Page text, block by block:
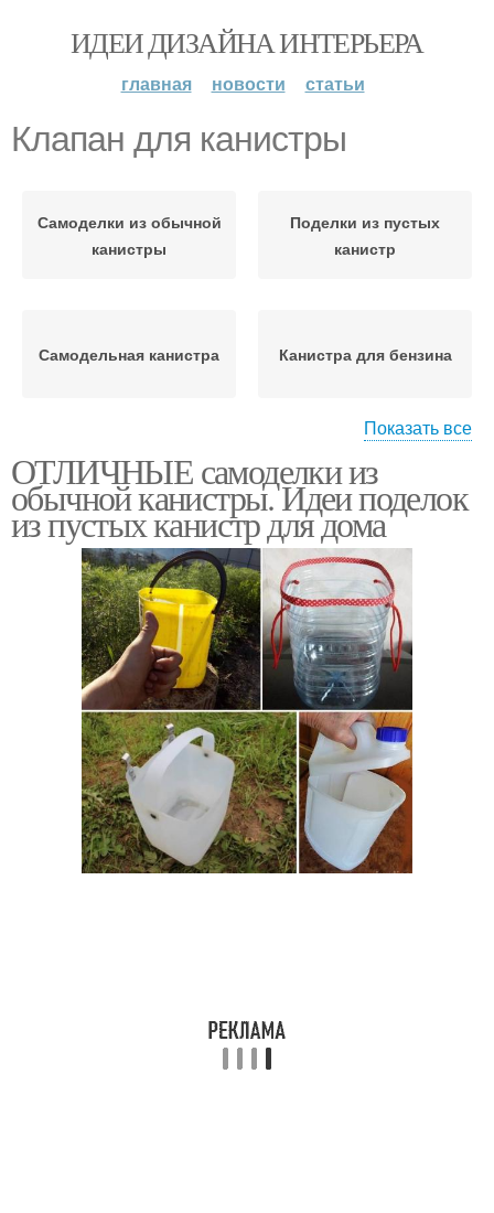
ИДЕИ ДИЗАЙНА ИНТЕРЬЕРА
главная новости статьи
Клапан для канистры
Самоделки из обычной
канистры
Поделки из пустых
канистр
Самодельная канистра Канистра для бензина
Идеи из пластиковых
канистр
пластиковых канистр
Воздушный клапан Обзор на канистра
Опрыскиватель из
канистры
Показать все
ОТЛИЧНЫЕ самоделки из
обычной канистры. Идеи поделок
из пустых канистр для дома